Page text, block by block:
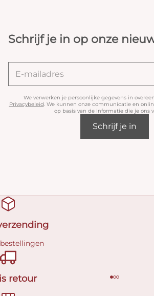
Schrijf je in op onze
We verwerken je persoonlijke gegevens in
Privacybeleid. We kunnen onze communicatie en
op basis van de informatie die je ons
Schrijf je in
retour